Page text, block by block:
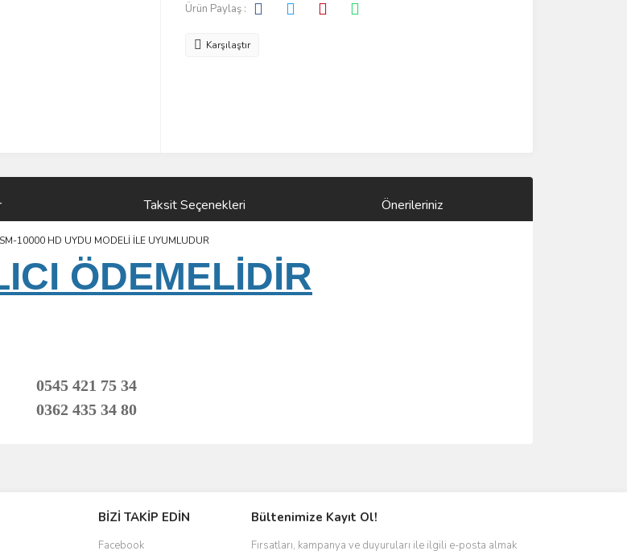
Ürün Paylaş :
Karşılaştır
Taksit Seçenekleri Önerileriniz
10000 HD UYDU MODELİ İLE UYUMLUDUR
ÖDEMELİDİR
0545 421 75 34
0362 435 34 80
BİZİ TAKİP EDİN
Facebook
Bültenimize Kayıt Ol!
Fırsatları, kampanya ve duyuruları ile ilgili e-posta almak